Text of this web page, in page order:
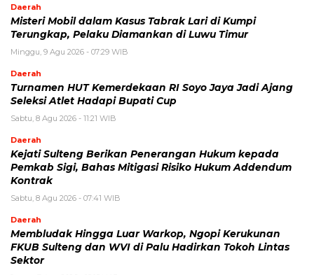
Daerah
Misteri Mobil dalam Kasus Tabrak Lari di Kumpi
Terungkap, Pelaku Diamankan di Luwu Timur
Minggu, 9 Agu 2026 - 07:29 WIB
Daerah
Turnamen HUT Kemerdekaan RI Soyo Jaya Jadi Ajang
Seleksi Atlet Hadapi Bupati Cup
Sabtu, 8 Agu 2026 - 11:21 WIB
Daerah
Kejati Sulteng Berikan Penerangan Hukum kepada
Pemkab Sigi, Bahas Mitigasi Risiko Hukum Addendum
Kontrak
Sabtu, 8 Agu 2026 - 07:41 WIB
Daerah
Membludak Hingga Luar Warkop, Ngopi Kerukunan
FKUB Sulteng dan WVI di Palu Hadirkan Tokoh Lintas
Sektor